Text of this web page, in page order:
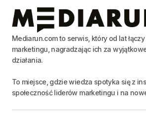
Mediarun.com to serwis, który od lat
marketingu, nagradzając ich za
działania.
To miejsce, gdzie wiedza spotyka się z
społeczność liderów marketingu i na